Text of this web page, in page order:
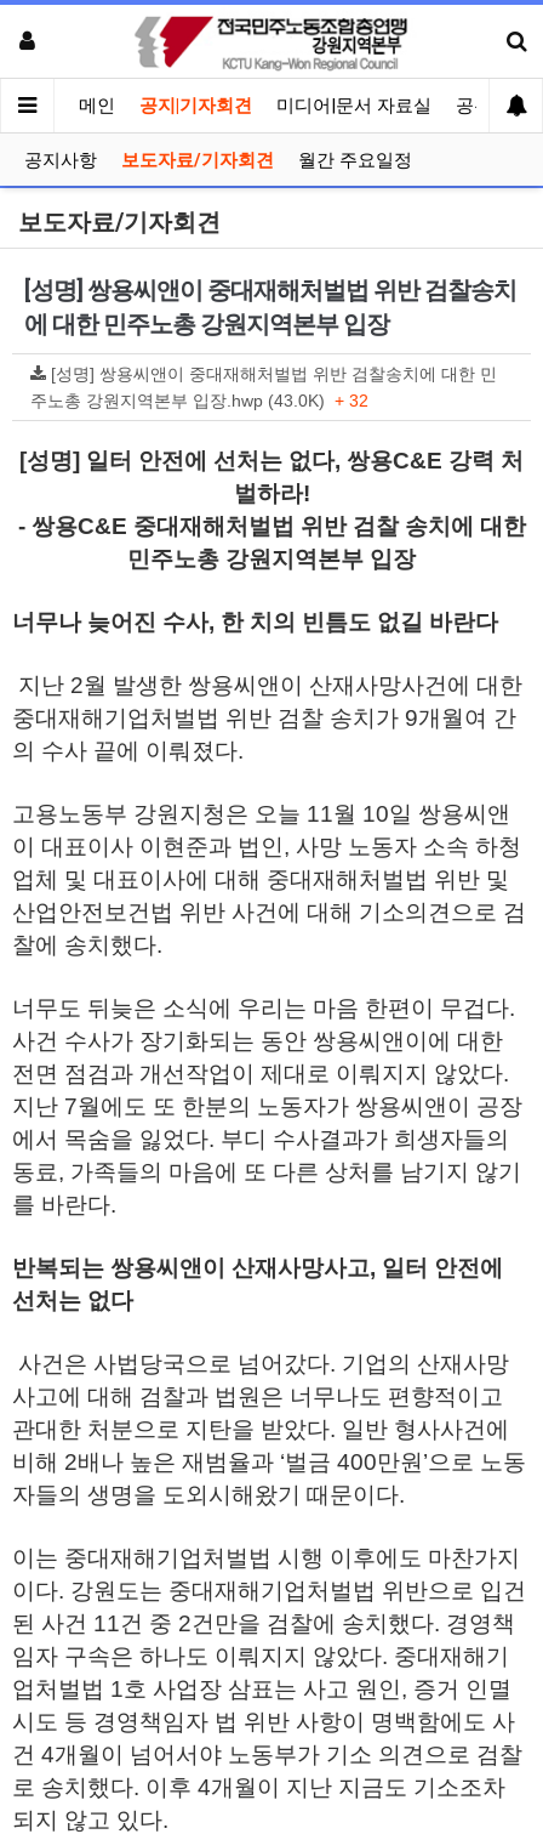
메인 공지|기자회견 미디어|문서 자료실 공유게시
공지사항 보도자료/기자회견 월간 주요일정
보도자료/기자회견
[성명] 쌍용씨앤이 중대재해처벌법 위반 검찰송치
에 대한 민주노총 강원지역본부 입장
[성명] 쌍용씨앤이 중대재해처벌법 위반 검찰송치에 대한 민
주노총 강원지역본부 입장.hwp (43.0K) + 32
[성명] 일터 안전에 선처는 없다, 쌍용C&E 강력 처
벌하라!
- 쌍용C&E 중대재해처벌법 위반 검찰 송치에 대한
민주노총 강원지역본부 입장
너무나 늦어진 수사, 한 치의 빈틈도 없길 바란다
지난 2월 발생한 쌍용씨앤이 산재사망사건에 대한
중대재해기업처벌법 위반 검찰 송치가 9개월여 간
의 수사 끝에 이뤄졌다.
고용노동부 강원지청은 오늘 11월 10일 쌍용씨앤
이 대표이사 이현준과 법인, 사망 노동자 소속 하청
업체 및 대표이사에 대해 중대재해처벌법 위반 및
산업안전보건법 위반 사건에 대해 기소의견으로 검
찰에 송치했다.
너무도 뒤늦은 소식에 우리는 마음 한편이 무겁다.
사건 수사가 장기화되는 동안 쌍용씨앤이에 대한
전면 점검과 개선작업이 제대로 이뤄지지 않았다.
지난 7월에도 또 한분의 노동자가 쌍용씨앤이 공장
에서 목숨을 잃었다. 부디 수사결과가 희생자들의
동료, 가족들의 마음에 또 다른 상처를 남기지 않기
를 바란다.
반복되는 쌍용씨앤이 산재사망사고, 일터 안전에
선처는 없다
사건은 사법당국으로 넘어갔다. 기업의 산재사망
사고에 대해 검찰과 법원은 너무나도 편향적이고
관대한 처분으로 지탄을 받았다. 일반 형사사건에
비해 2배나 높은 재범율과 ‘벌금 400만원’으로 노동
자들의 생명을 도외시해왔기 때문이다.
이는 중대재해기업처벌법 시행 이후에도 마찬가지
이다. 강원도는 중대재해기업처벌법 위반으로 입건
된 사건 11건 중 2건만을 검찰에 송치했다. 경영책
임자 구속은 하나도 이뤄지지 않았다. 중대재해기
업처벌법 1호 사업장 삼표는 사고 원인, 증거 인멸
시도 등 경영책임자 법 위반 사항이 명백함에도 사
건 4개월이 넘어서야 노동부가 기소 의견으로 검찰
로 송치했다. 이후 4개월이 지난 지금도 기소조차
되지 않고 있다.